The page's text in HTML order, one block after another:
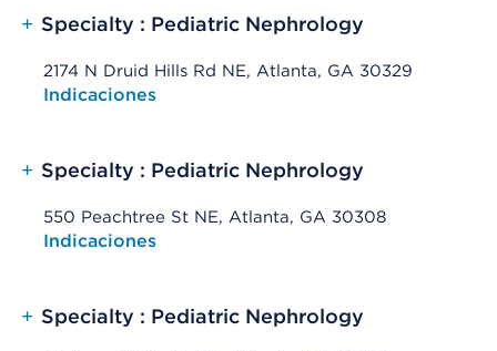
+ Specialty : Pediatric Nephrology
2174 N Druid Hills Rd NE, Atlanta, GA 30329
Opens native map application on mobile devices
Indicaciones
+ Specialty : Pediatric Nephrology
550 Peachtree St NE, Atlanta, GA 30308
Opens native map application on mobile devices
Indicaciones
+ Specialty : Pediatric Nephrology